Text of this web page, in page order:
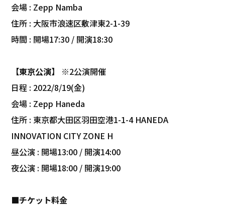
会場 : Zepp Namba
住所 : 大阪市浪速区敷津東2-1-39
時間 : 開場17:30 / 開演18:30
【東京公演】
※2公演開催
日程 : 2022/8/19(金)
会場 : Zepp Haneda
住所 : 東京都大田区羽田空港1-1-4 HANEDA
INNOVATION CITY ZONE H
昼公演 : 開場13:00 / 開演14:00
夜公演 : 開場18:00 / 開演19:00
■チケット料金